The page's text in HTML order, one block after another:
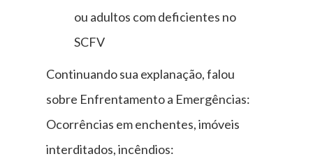
ou adultos com deficientes no
SCFV
Continuando sua explanação, falou
sobre Enfrentamento a Emergências:
Ocorrências em enchentes, imóveis
interditados, incêndios: